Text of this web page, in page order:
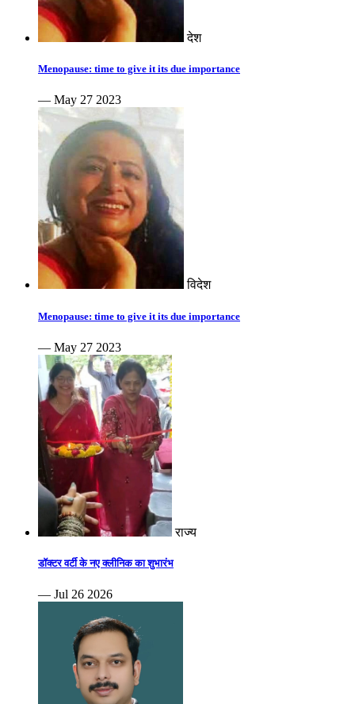
देश
Menopause: time to give it its due importance
— May 27 2023
विदेश
Menopause: time to give it its due importance
— May 27 2023
राज्य
डॉक्टर वर्टी के नए क्लीनिक का शुभारंभ
— Jul 26 2026